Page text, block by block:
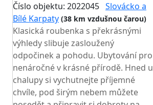
Číslo objektu: 2022045 Slovácko a
Bílé Karpaty (38 km vzdušnou čarou)
Klasická roubenka s překrásnými
výhledy slibuje zasloužený
odpočinek a pohodu. Ubytování pro
nenáročné v krásné přírodě. Hned u
chalupy si vychutnejte příjemné
chvíle, pod širým nebem můžete